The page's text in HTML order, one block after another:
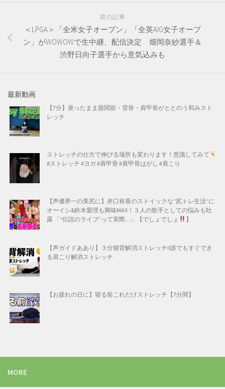
前の記事
＜LPGA＞「全米女子オープン」「全英AIG女子オープ
ン」がWOWOWで生中継、配信決定 畑岡奈紗選手＆
渋野日向子選手から意気込みも
最新動画
【7分】座ったまま股関節・背骨・肩甲骨がととのう和みスト
レッチ
ストレッチの仕方で伸びる場所も変わります！意識してみて
#ストレッチ #ヨガ #肩甲骨 #肩甲骨はがし #肩こり
【声優界一の美尻に】井口裕香のストイックな”尻トレ生活”に
オーイシ&鈴木愛理も興味MAX！３人の歌手としての悩みも吐
露 「“伝説のライブ”って実際…」【でしょでしょ
】
【声ガイドああり】３分猫背解消ストレッチ!!誰でもすぐでき
る肩こり解消ストレッチ
【お疲れの日に】寝る前これだけストレッチ【7分間】
MORE